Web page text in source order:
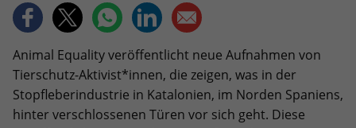
Animal Equality veröffentlicht neue Aufnahmen von
Tierschutz-Aktivist*innen, die zeigen, was in der
Stopfleberindustrie in Katalonien, im Norden Spaniens,
hinter verschlossenen Türen vor sich geht. Diese